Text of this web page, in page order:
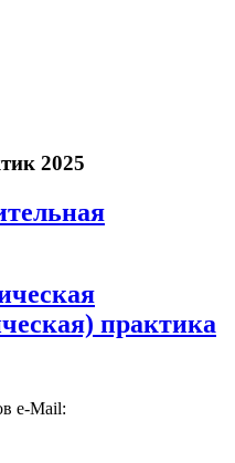
2025
практика
e-Mail: